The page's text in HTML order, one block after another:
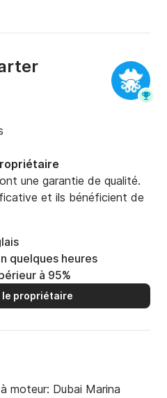
une garantie de qualité.
et ils bénéficient de
quelques heures
à 95%
propriétaire
moteur: Dubai Marina